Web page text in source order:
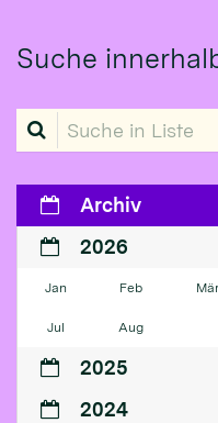
Suche
Suche in Liste
Archiv
2026
Jan Feb Mär
Jul Aug
2025
2024